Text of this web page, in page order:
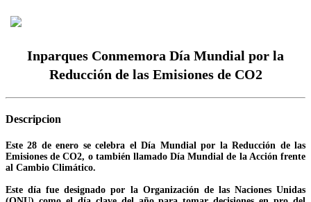
Inparques Conmemora Día Mundial por la
Reducción de las Emisiones de CO2
Descripcion
Este 28 de enero se celebra el Día Mundial por la Reducción de las
Emisiones de CO2, o también llamado Día Mundial de la Acción frente
al Cambio Climático.
Este día fue designado por la Organización de las Naciones Unidas